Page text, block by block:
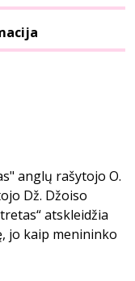
anglų rašytojo O.
Dž. Džoiso
atskleidžia
jo kaip menininko